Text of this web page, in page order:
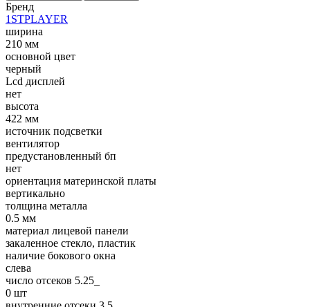
Бренд
1STPLAYER
ширина
210 мм
основной цвет
черный
Lcd дисплей
нет
высота
422 мм
источник подсветки
вентилятор
предустановленный бп
нет
ориентация материнской платы
вертикально
толщина металла
0.5 мм
материал лицевой панели
закаленное стекло, пластик
наличие бокового окна
слева
число отсеков 5.25_
0 шт